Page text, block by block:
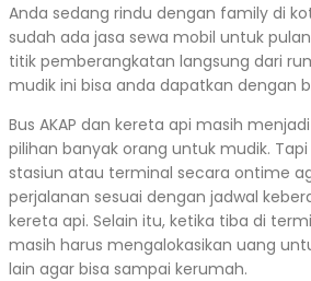
Anda sedang rindu dengan family di
sudah ada jasa sewa mobil untuk
titik pemberangkatan langsung dari
mudik ini bisa anda dapatkan dengan
Bus AKAP dan kereta api masih
pilihan banyak orang untuk mudik.
stasiun atau terminal secara ontime
perjalanan sesuai dengan jadwal
kereta api. Selain itu, ketika tiba di
masih harus mengalokasikan uang
lain agar bisa sampai kerumah.